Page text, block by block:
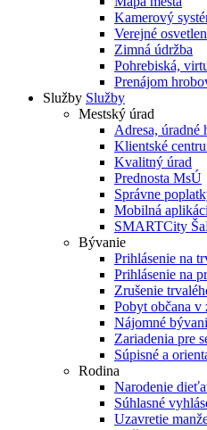
Kamerový
Verejné
Zimná údržba
Pohrebiská,
Prenájom
Služby Služby
Mestský úrad
Adresa, úradné
Klientské
Kvalitný úrad
Prednosta MsÚ
Správne
Mobilná
SMARTCity
Bývanie
Prihlásenie na
Prihlásenie na
Zrušenie
Pobyt občana v
Nájomné
Zariadenia pre
Súpisné a
Rodina
Narodenie
Súhlasné
Uzavretie